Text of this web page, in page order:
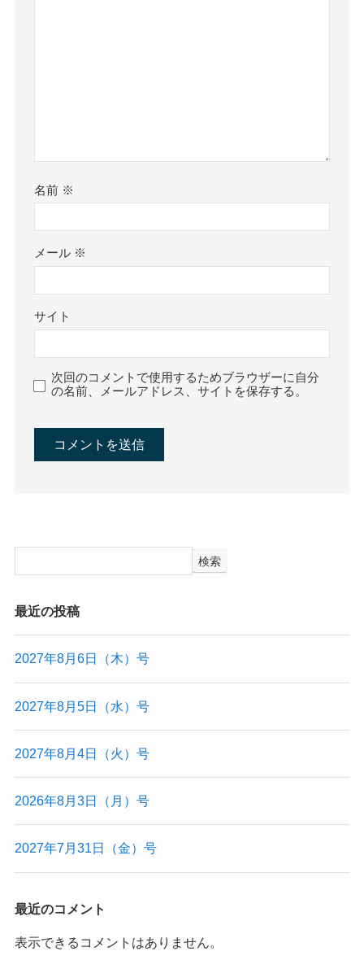
名前 ※
メール ※
サイト
次回のコメントで使用するためブラウザーに自分
の名前、メールアドレス、サイトを保存する。
検索
最近の投稿
2027年8月6日（木）号
2027年8月5日（水）号
2027年8月4日（火）号
2026年8月3日（月）号
2027年7月31日（金）号
最近のコメント
表示できるコメントはありません。